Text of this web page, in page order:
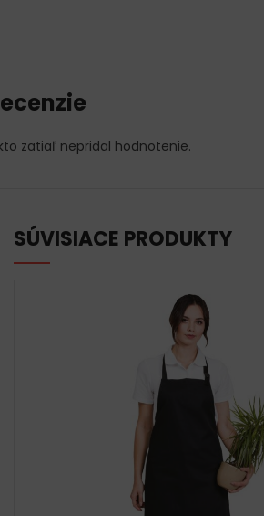
zatiaľ nepridal hodnotenie.
SÚVISIACE PRODUKTY